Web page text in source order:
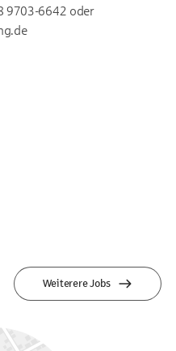
9703-6642 oder
Weiterere Jobs